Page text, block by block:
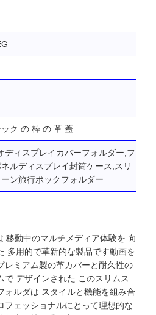
ク の 枠 の 革 蓋
ディスプレイカバーフォルダー,フ
ルディスプレイ封筒ケース,スリ
ーン旅行ポックフォルダー
移動中のマルチメディア体験を 向
多用的で革新的な製品です動画を
レミアム製の革カバーと耐久性の
で デザインされた このスリムス
ォルダは スタイルと機能を組み合
フェッショナルにとって理想的な